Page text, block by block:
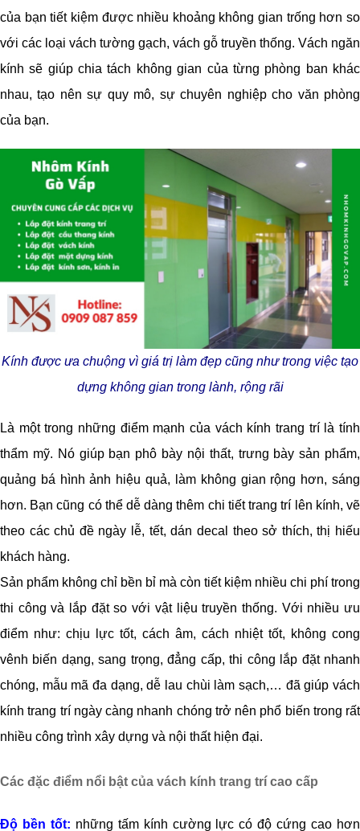
của bạn tiết kiệm được nhiều khoảng không gian trống hơn so
với các loại vách tường gạch, vách gỗ truyền thống. Vách ngăn
kính sẽ giúp chia tách không gian của từng phòng ban khác
nhau, tạo nên sự quy mô, sự chuyên nghiệp cho văn phòng
của bạn.
Kính được ưa chuộng vì giá trị làm đẹp cũng như trong việc tạo
dựng không gian trong lành, rộng rãi
Là một trong những điểm mạnh của vách kính trang trí là tính
thẩm mỹ. Nó giúp bạn phô bày nội thất, trưng bày sản phẩm,
quảng bá hình ảnh hiệu quả, làm không gian rộng hơn, sáng
hơn. Bạn cũng có thể dễ dàng thêm chi tiết trang trí lên kính, vẽ
theo các chủ đề ngày lễ, tết, dán decal theo sở thích, thị hiếu
khách hàng.
Sản phẩm không chỉ bền bỉ mà còn tiết kiệm nhiều chi phí trong
thi công và lắp đặt so với vật liệu truyền thống. Với nhiều ưu
điểm như: chịu lực tốt, cách âm, cách nhiệt tốt, không cong
vênh biến dạng, sang trọng, đẳng cấp, thi công lắp đặt nhanh
chóng, mẫu mã đa dạng, dễ lau chùi làm sạch,… đã giúp vách
kính trang trí ngày càng nhanh chóng trở nên phổ biến trong rất
nhiều công trình xây dựng và nội thất hiện đại.
Các đặc điểm nổi bật của vách kính trang trí cao cấp
Độ bền tốt: những tấm kính cường lực có độ cứng cao hơn